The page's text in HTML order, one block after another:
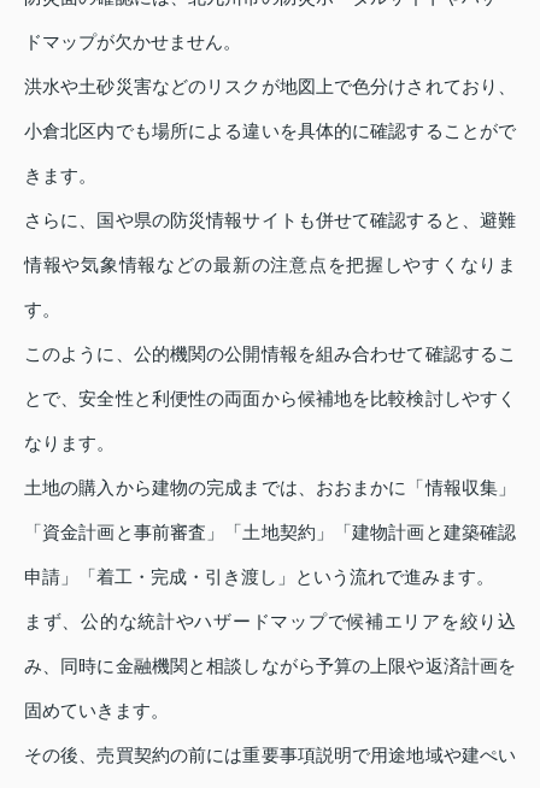
ドマップが欠かせません。
洪水や土砂災害などのリスクが地図上で色分けされており、
小倉北区内でも場所による違いを具体的に確認することがで
きます。
さらに、国や県の防災情報サイトも併せて確認すると、避難
情報や気象情報などの最新の注意点を把握しやすくなりま
す。
このように、公的機関の公開情報を組み合わせて確認するこ
とで、安全性と利便性の両面から候補地を比較検討しやすく
なります。
土地の購入から建物の完成までは、おおまかに「情報収集」
「資金計画と事前審査」「土地契約」「建物計画と建築確認
申請」「着工・完成・引き渡し」という流れで進みます。
まず、公的な統計やハザードマップで候補エリアを絞り込
み、同時に金融機関と相談しながら予算の上限や返済計画を
固めていきます。
その後、売買契約の前には重要事項説明で用途地域や建ぺい